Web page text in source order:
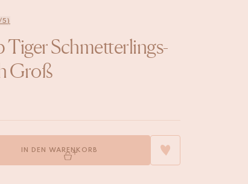
5)
Tiger Schmetterlings-
Groß
IN DEN WARENKORB